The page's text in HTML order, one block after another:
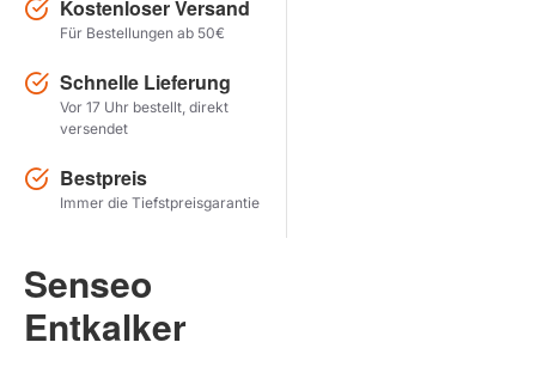
Modell
Herstel zoekopdracht
Kostenloser Versand
Für Bestellungen ab 50€
Schnelle Lieferung
Vor 17 Uhr bestellt, direkt
versendet
Bestpreis
Immer die Tiefstpreisgarantie
Senseo
Entkalker